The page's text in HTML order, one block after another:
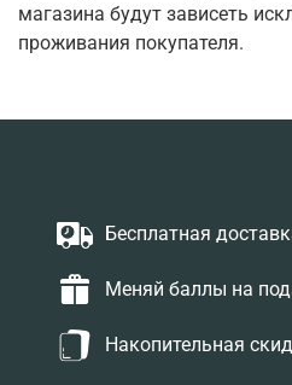
магазина будут зависеть
проживания покупателя.
Бесплатная
Меняй баллы на
Накопительная